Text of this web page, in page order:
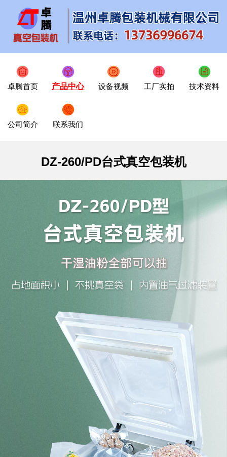
卓腾首页 产品中心 设备视频 工厂实拍 技术资料
公司简介 联系我们
DZ-260/PD台式真空包装机